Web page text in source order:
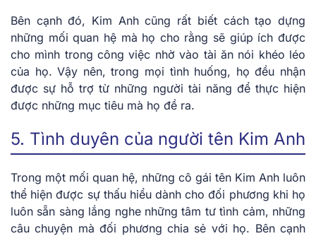
Bên cạnh đó, Kim Anh cũng rất biết cách tạo dựng
những mối quan hệ mà họ cho rằng sẽ giúp ích được
cho mình trong công việc nhờ vào tài ăn nói khéo léo
của họ. Vậy nên, trong mọi tình huống, họ đều nhận
được sự hỗ trợ từ những người tài năng để thực hiện
được những mục tiêu mà họ đề ra.
5. Tình duyên của người tên Kim Anh
Trong một mối quan hệ, những cô gái tên Kim Anh luôn
thể hiện được sự thấu hiểu dành cho đối phương khi họ
luôn sẵn sàng lắng nghe những tâm tư tình cảm, những
câu chuyện mà đối phương chia sẻ với họ. Bên cạnh